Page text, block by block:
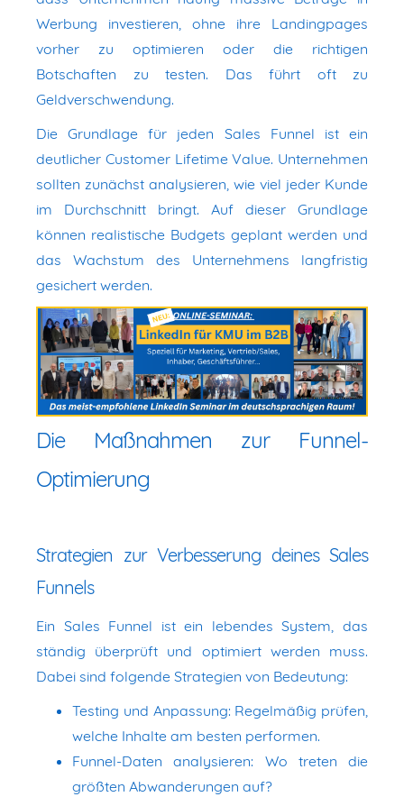
Werbung investieren, ohne ihre Landingpages
vorher zu optimieren oder die richtigen
Botschaften zu testen. Das führt oft zu
Geldverschwendung.
Die Grundlage für jeden Sales Funnel ist ein
deutlicher Customer Lifetime Value. Unternehmen
sollten zunächst analysieren, wie viel jeder Kunde
im Durchschnitt bringt. Auf dieser Grundlage
können realistische Budgets geplant werden und
das Wachstum des Unternehmens langfristig
gesichert werden.
Die Maßnahmen zur Funnel-
Optimierung
Strategien zur Verbesserung deines Sales
Funnels
Ein Sales Funnel ist ein lebendes System, das
ständig überprüft und optimiert werden muss.
Dabei sind folgende Strategien von Bedeutung:
Testing und Anpassung: Regelmäßig prüfen,
welche Inhalte am besten performen.
Funnel-Daten analysieren: Wo treten die
größten Abwanderungen auf?